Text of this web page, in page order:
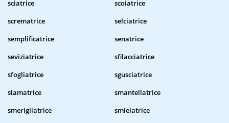
sciatrice
scoiatrice
scrematrice
selciatrice
semplificatrice
senatrice
seviziatrice
sfilacciatrice
sfogliatrice
sgusciatrice
slamatrice
smantellatrice
smerigliatrice
smielatrice